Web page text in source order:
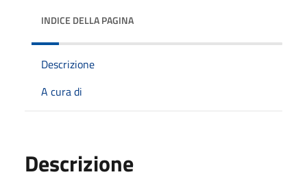
INDICE DELLA PAGINA
Descrizione
A cura di
Descrizione